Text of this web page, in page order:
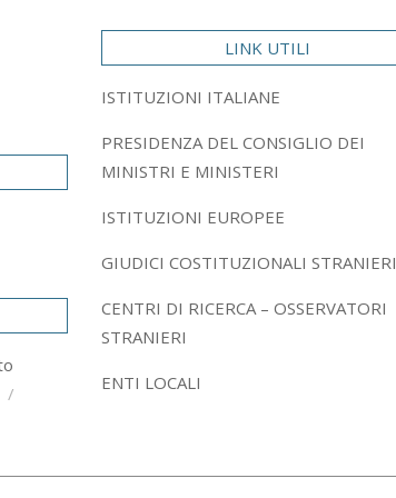
LINK UTILI
ISTITUZIONI ITALIANE
PRESIDENZA DEL CONSIGLIO DEI
MINISTRI E MINISTERI
ISTITUZIONI EUROPEE
GIUDICI COSTITUZIONALI STRANIERI
CENTRI DI RICERCA – OSSERVATORI
STRANIERI
ENTI LOCALI